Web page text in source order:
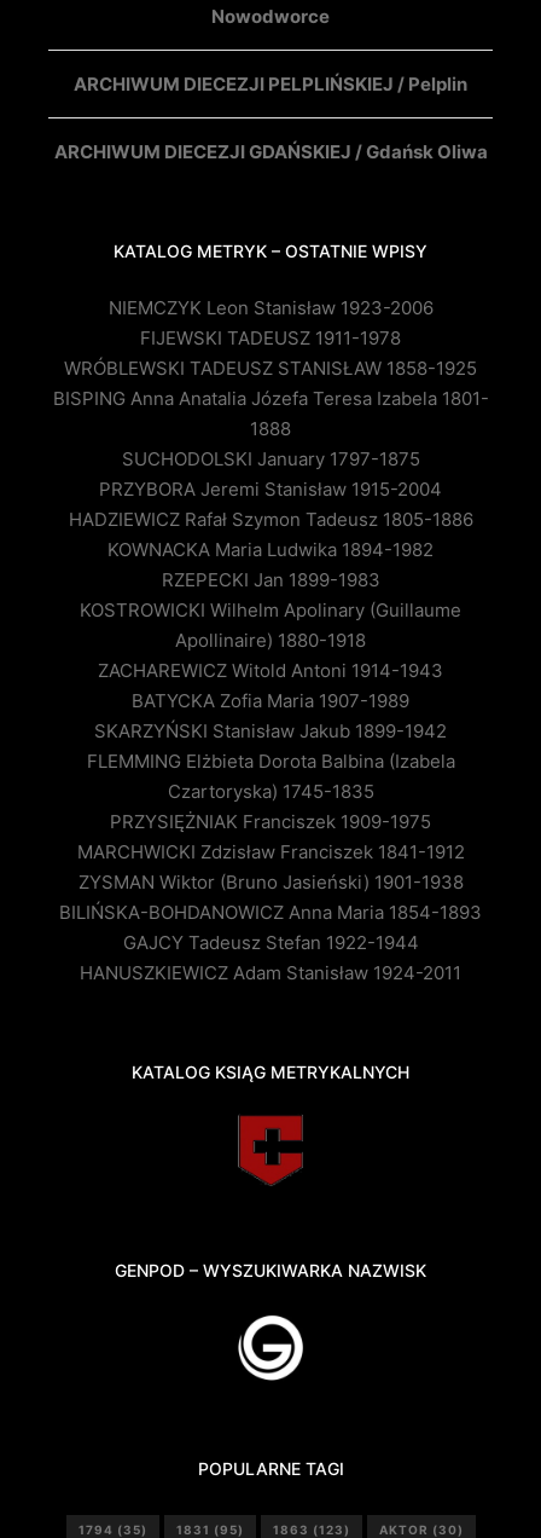
Nowodworce
ARCHIWUM DIECEZJI PELPLIŃSKIEJ / Pelplin
ARCHIWUM DIECEZJI GDAŃSKIEJ / Gdańsk Oliwa
KATALOG METRYK – OSTATNIE WPISY
NIEMCZYK Leon Stanisław 1923-2006
FIJEWSKI TADEUSZ 1911-1978
WRÓBLEWSKI TADEUSZ STANISŁAW 1858-1925
BISPING Anna Anatalia Józefa Teresa Izabela 1801-
1888
SUCHODOLSKI January 1797-1875
PRZYBORA Jeremi Stanisław 1915-2004
HADZIEWICZ Rafał Szymon Tadeusz 1805-1886
KOWNACKA Maria Ludwika 1894-1982
RZEPECKI Jan 1899-1983
KOSTROWICKI Wilhelm Apolinary (Guillaume
Apollinaire) 1880-1918
ZACHAREWICZ Witold Antoni 1914-1943
BATYCKA Zofia Maria 1907-1989
SKARZYŃSKI Stanisław Jakub 1899-1942
FLEMMING Elżbieta Dorota Balbina (Izabela
Czartoryska) 1745-1835
PRZYSIĘŻNIAK Franciszek 1909-1975
MARCHWICKI Zdzisław Franciszek 1841-1912
ZYSMAN Wiktor (Bruno Jasieński) 1901-1938
BILIŃSKA-BOHDANOWICZ Anna Maria 1854-1893
GAJCY Tadeusz Stefan 1922-1944
HANUSZKIEWICZ Adam Stanisław 1924-2011
KATALOG KSIĄG METRYKALNYCH
GENPOD – WYSZUKIWARKA NAZWISK
POPULARNE TAGI
1794 (35) 1831 (95) 1863 (123) AKTOR (30)